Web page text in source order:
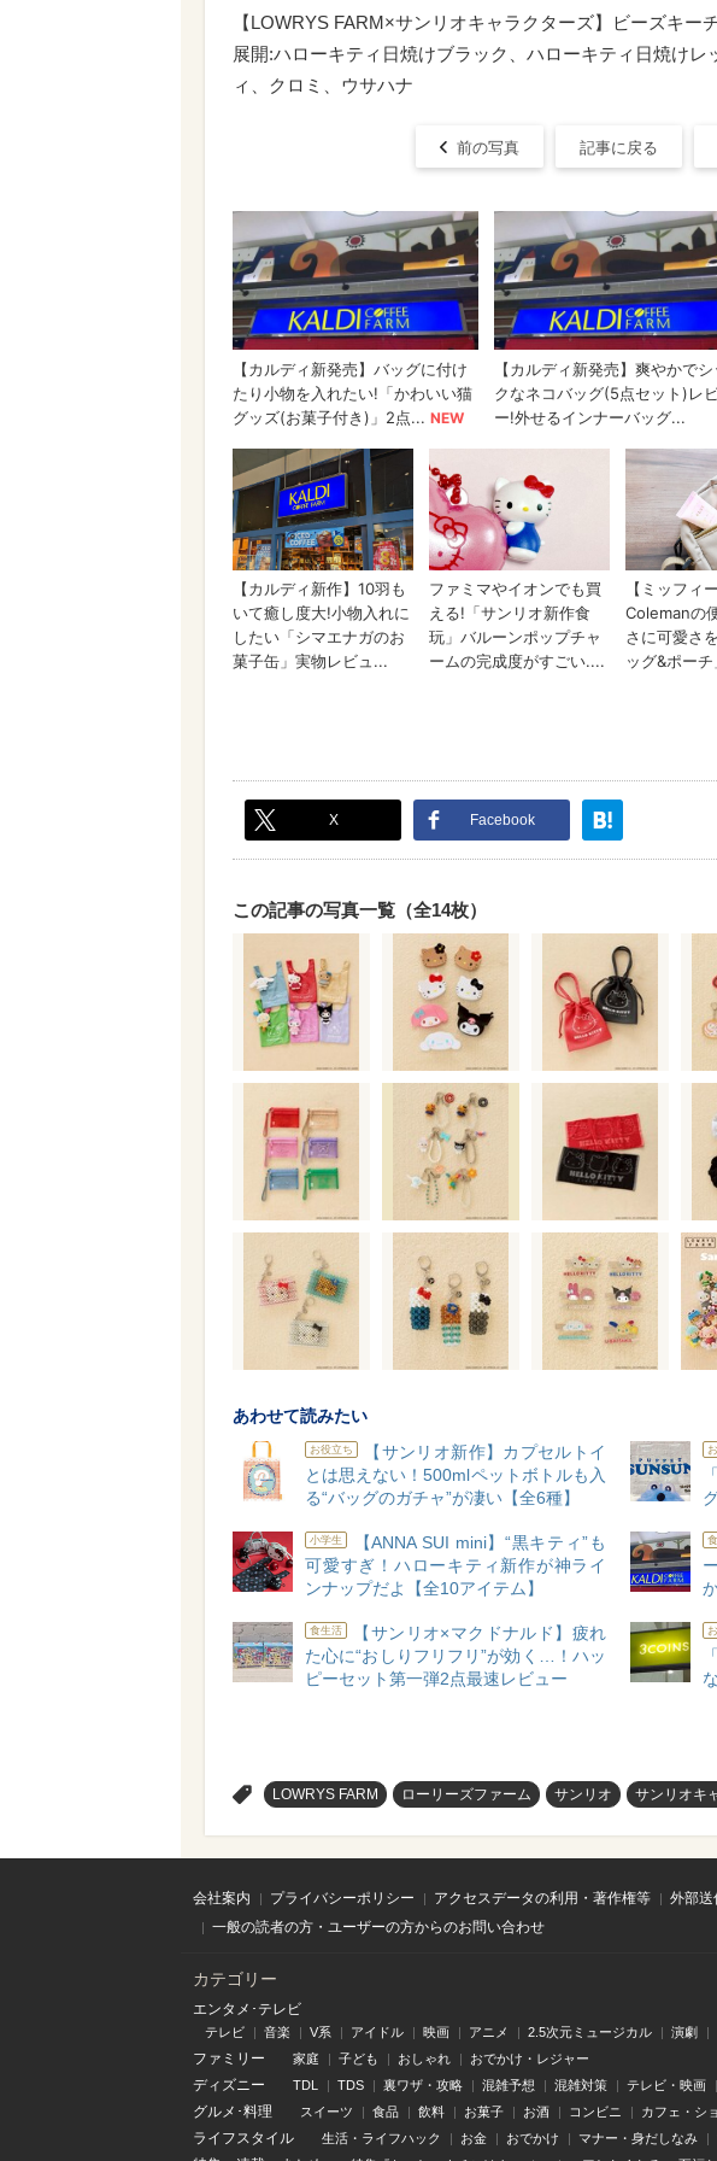
【LOWRYS FARM×サンリオキャラクターズ】ビーズキー
展開:ハローキティ日焼けブラック、ハローキティ日焼け
ィ、クロミ、ウサハナ
前の写真 記事に戻る
X Facebook
この記事の写真一覧（全14枚）
あわせて読みたい
お役立ち
【サンリオ新作】カプセルトイ
とは思えない！500mlペットボトルも入
る“バッグのガチャ”が凄い【全6種】
小学生
【ANNA SUI mini】“黒キティ”も
可愛すぎ！ハローキティ新作が神ライ
ンナップだよ【全10アイテム】
食生活
【サンリオ×マクドナルド】疲れ
た心に“おしりフリフリ”が効く…！ハッ
ピーセット第一弾2点最速レビュー
LOWRYS FARM ローリーズファーム サンリオ サンリオキ
会社案内 プライバシーポリシー アクセスデータの利用・著作権等 外部送
一般の読者の方・ユーザーの方からのお問い合わせ
カテゴリー
エンタメ･テレビ
テレビ 音楽 V系 アイドル 映画 アニメ 2.5次元ミュージカル 演劇
ファミリー 家庭 子ども おしゃれ おでかけ・レジャー
ディズニー TDL TDS 裏ワザ・攻略 混雑予想 混雑対策 テレビ・映画
グルメ･料理 スイーツ 食品 飲料 お菓子 お酒 コンビニ カフェ・シ
ライフスタイル 生活・ライフハック お金 おでかけ マナー・身だしなみ